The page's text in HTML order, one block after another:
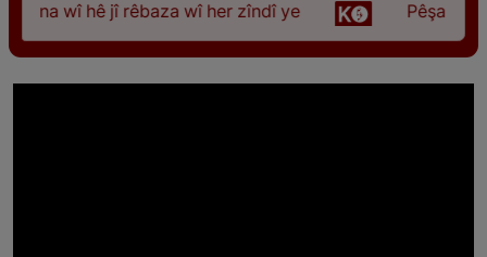
wî hê jî rêbaza wî her zîndî ye